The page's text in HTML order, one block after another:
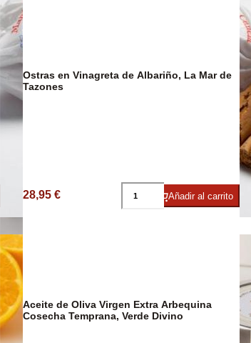
Ostras en Vinagreta de Albariño, La Mar de
Tazones
28,95 € Añadir al carrito
DESCUENTO
Aceite de Oliva Virgen Extra Arbequina
Cosecha Temprana, Verde Divino